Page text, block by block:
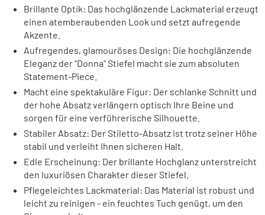
Brillante Optik: Das hochglänzende Lackmaterial erzeugt
einen atemberaubenden Look und setzt aufregende
Akzente.
Aufregendes, glamouröses Design: Die hochglänzende
Eleganz der "Donna" Stiefel macht sie zum absoluten
Statement-Piece.
Macht eine spektakuläre Figur: Der schlanke Schnitt und
der hohe Absatz verlängern optisch Ihre Beine und
sorgen für eine verführerische Silhouette.
Stabiler Absatz: Der Stiletto-Absatz ist trotz seiner Höhe
stabil und verleiht Ihnen sicheren Halt.
Edle Erscheinung: Der brillante Hochglanz unterstreicht
den luxuriösen Charakter dieser Stiefel.
Pflegeleichtes Lackmaterial: Das Material ist robust und
leicht zu reinigen - ein feuchtes Tuch genügt, um den